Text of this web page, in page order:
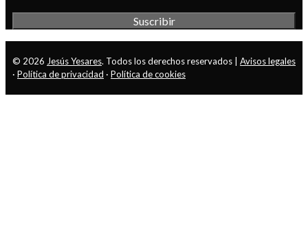
© 2026 Jesús Yesares. Todos los derechos reservados | Avisos legales
· Política de privacidad · Política de cookies